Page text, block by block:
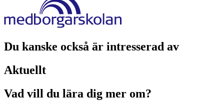
Du kanske också är intresserad av
Aktuellt
Vad vill du lära dig mer om?